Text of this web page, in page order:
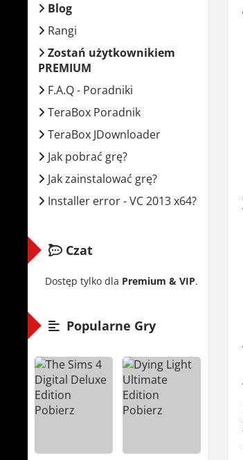
Blog
Rangi
Zostań użytkownikiem
PREMIUM
F.A.Q - Poradniki
TeraBox Poradnik
TeraBox JDownloader
Jak pobrać grę?
Jak zainstalować grę?
Installer error - VC 2013 x64?
Czat
Dostęp tylko dla Premium & VIP.
Popularne Gry